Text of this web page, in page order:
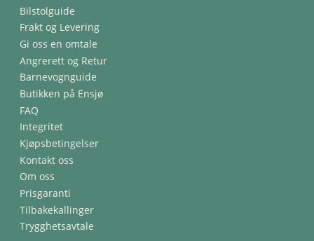
Bilstolguide
Frakt og Levering
Gi oss en omtale
Angrerett og Retur
Barnevognguide
Butikken på Ensjø
FAQ
Integritet
Kjøpsbetingelser
Kontakt oss
Om oss
Prisgaranti
Tilbakekallinger
Trygghetsavtale